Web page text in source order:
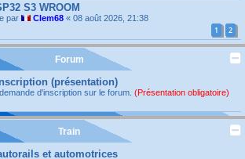
S3 WROOM
par Clem68 « 08 août 2026, 21:38
1 2
Forum
(présentation)
d'inscription sur le forum. (Présentation obligatoire)
Train
et automotrices